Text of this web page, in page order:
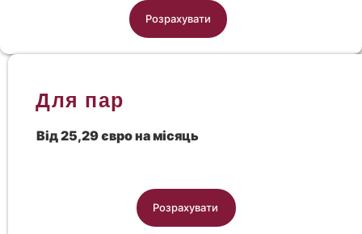
Розрахувати
Для пар
Від 25,29 євро на місяць
Розрахувати